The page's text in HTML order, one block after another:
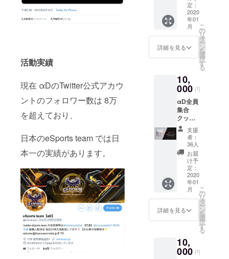
活動実績
現在 αDのTwitter公式アカウ
ントのフォロワー数は 8万
を超えており、
日本のeSports team では日
本一の実績があります。
ンディ
ング限
定：
2020
年01
月
詳細を見る
こ
の
リ
タ
ー
ン
を
選
択
す
る
10,
000 円
αD全員
集合
クッ
ション
(クラウ
ドファ
ンディ
ング限
定品) 希
望選手
のオリ
ジナル
サイン
色紙
支援
者：
36人
お届
け予
定：
2020
年01
月
詳細を見る
こ
の
リ
タ
ー
ン
を
選
択
す
る
10,
000 円